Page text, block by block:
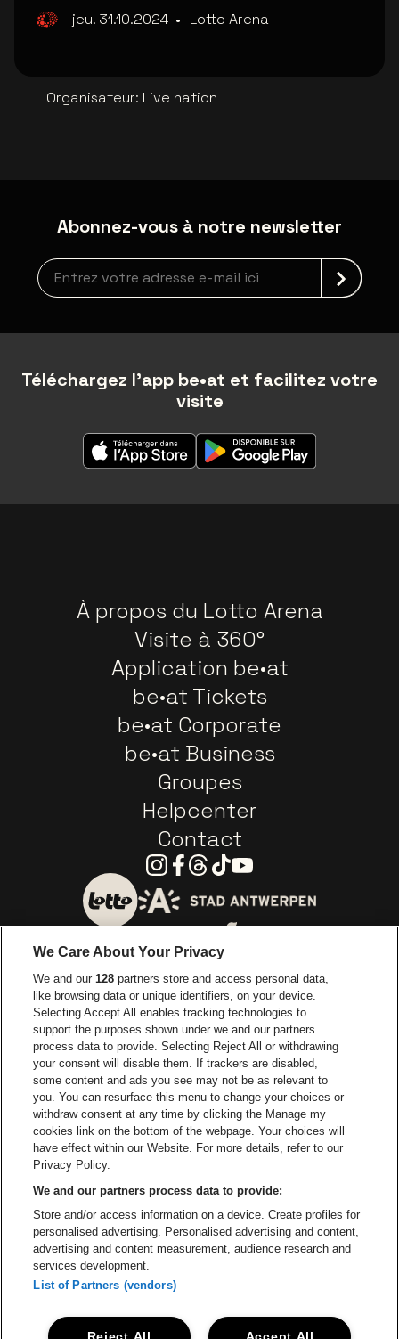
jeu. 31.10.2024 • Lotto Arena
Organisateur: Live nation
Abonnez-vous à notre newsletter
Inscription à la newsletter
Téléchargez l'app be•at et facilitez votre
visite
À propos du Lotto Arena
Visite à 360°
Application be•at
be•at Tickets
be•at Corporate
be•at Business
Groupes
Helpcenter
Contact
Instagram
Facebook
Threads
TiktokYoutube
Visitez le site de Ville
Visitez le site de Europcar
Visitez le site
Visitez le site de Coca-Cola
Visitez le site de Red Bull
Visitez le
Visitez le site de Champagne Pommery
Visitez le site de Le
Visitez le site de Le logo Lillet en
Visitez le site
Lotto Arena fait partie debe•at
Lotto Arena
Be-At Venues
Schijnpoortweg 119, 2170 Anvers
BTW (BE) 0461.051.688 - RPR Antwerpen
BNP Paribas Fortis - IBAN: BE93 2200 4925 0067 - BIC:
GEBABEBB
We Care About Your Privacy
We and our128 partners store and access personal data,
like browsing data or unique identifiers, on your device.
Selecting Accept All enables tracking technologies to
support the purposes shown under we and our partners
process data to provide. Selecting Reject All or withdrawing
your consent will disable them. If trackers are disabled,
some content and ads you see may not be as relevant to
you. You can resurface this menu to change your choices or
withdraw consent at any time by clicking the Manage my
cookies link on the bottom of the webpage. Your choices will
have effect within our Website. For more details, refer to our
Privacy Policy.
We and our partners process data to provide:
Store and/or access information on a device. Create profiles for
personalised advertising. Personalised advertising and content,
advertising and content measurement, audience research and
services development.
List of Partners (vendors)